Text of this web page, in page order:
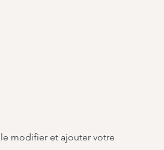
modifier et ajouter votre